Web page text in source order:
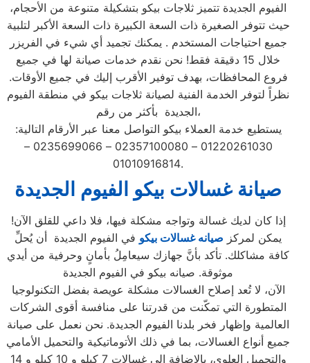
الفيوم الجديدة تتميز ثلاجات بيكو بتشكيلة متنوعة من الأحجام،
حيث تتوفر الصغيرة ذات السعة الكبيرة ذات السعة الأكبر لتلبية
جميع احتياجات المستخدم . يمكنك تجميد أي شيء في الفريزر
خلال 15 دقيقة فقط! نحن نقدم خدمات صيانة لها في جميع
فروع المحافظات، بهدف توفير الأقرب إليك في جميع الأوقات.
نظراً لتوفر الخدمة الفنية لصيانة ثلاجات بيكو في منطقة الفيوم
الجديدة بأكثر من رقم،
يستطيع خدمة العملاء بيكو التواصل معنا عبر الأرقام التالية:
01220261030 – 02357100080 – 0235699066 –
01010916814.
صيانة غسالات بيكو الفيوم الجديدة
إذا كان لديك غسالة وتواجه مشكلة فيها، فلا داعي للقلق الآن!
يمكن لمركز صيانه غسالات بيكو في الفيوم الجديدة أن يُحلِّ
كافة مشاكلك. تأكد بأنَّ جهازك سيعامِلُ بأمانٍ وحرفية من أيدي
موثوقة. صيانه بيكو في الفيوم الجديدة
الآن، لا تُعد إصلاح الغسالات مشكلة عويصة بفضل التكنولوجيا
المتطورة التي تمكّنت من قدرتنا على منافسة أقوى الشركات
العالمية وإظهار فخر بلدنا الفيوم الجديدة. نحن نعمل على صيانة
جميع أنواع الغسالات، بما في ذلك الأتوماتيكية والتحميل الأمامي
والتحميل العلوي، بالإضافة إلى غسالات 7 كيلو و 10 كيلو و 14